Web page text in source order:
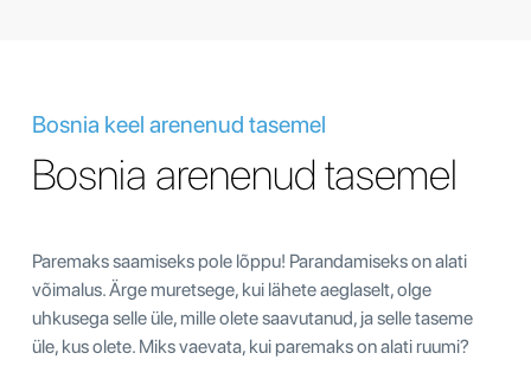
Bosnia keel arenenud tasemel
Bosnia arenenud tasemel
Paremaks saamiseks pole lõppu! Parandamiseks on alati
võimalus. Ärge muretsege, kui lähete aeglaselt, olge
uhkusega selle üle, mille olete saavutanud, ja selle taseme
üle, kus olete. Miks vaevata, kui paremaks on alati ruumi?